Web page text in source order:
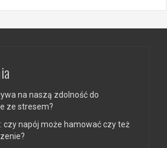
na naszą zdolność do
ze stresem?
czy napój może hamować czy też